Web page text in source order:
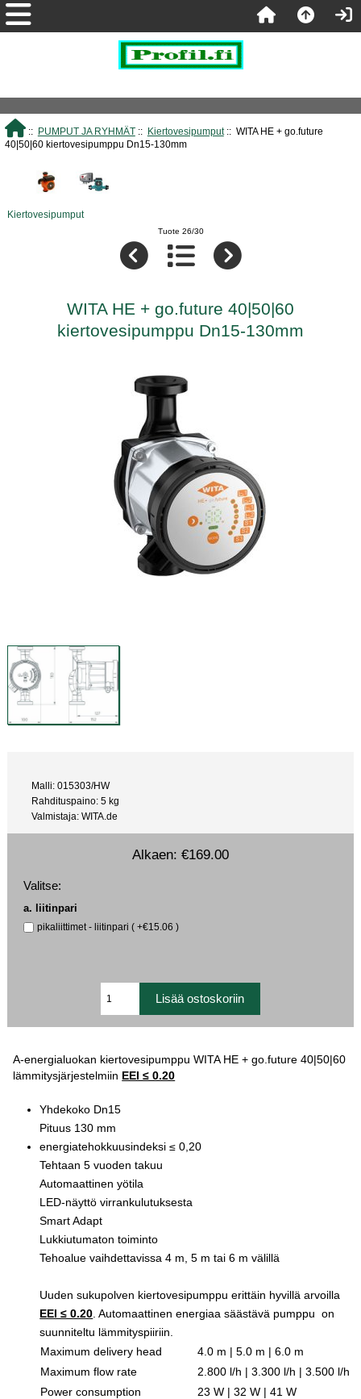
:: PUMPUT JA RYHMÄT:: Kiertovesipumput:: WITA HE + go.future
40|50|60 kiertovesipumppu Dn15-130mm
Kiertovesipumput
Tuote 26/30
WITA HE + go.future 40|50|60
kiertovesipumppu Dn15-130mm
Malli: 015303/HW
Rahdituspaino: 5 kg
Valmistaja: WITA.de
Alkaen: €169.00
Valitse:
a. liitinpari
pikaliittimet - liitinpari ( +€15.06 )
A-energialuokan kiertovesipumppu WITA HE + go.future 40|50|60
lämmitysjärjestelmiin EEI ≤ 0.20
Yhdekoko Dn15
Pituus 130 mm
energiatehokkuusindeksi ≤ 0,20
Tehtaan 5 vuoden takuu
Automaattinen yötila
LED-näyttö virrankulutuksesta
Smart Adapt
Lukkiutumaton toiminto
Tehoalue vaihdettavissa 4 m, 5 m tai 6 m välillä
Uuden sukupolven kiertovesipumppu erittäin hyvillä arvoilla
EEI ≤ 0.20 . Automaattinen energiaa säästävä pumppu on
suunniteltu lämmityspiiriin.
Maximum delivery head
4.0 m | 5.0 m | 6.0 m
Maximum flow rate
2.800 l/h | 3.300 l/h | 3.500 l/h
Power consumption
23 W | 32 W | 41 W